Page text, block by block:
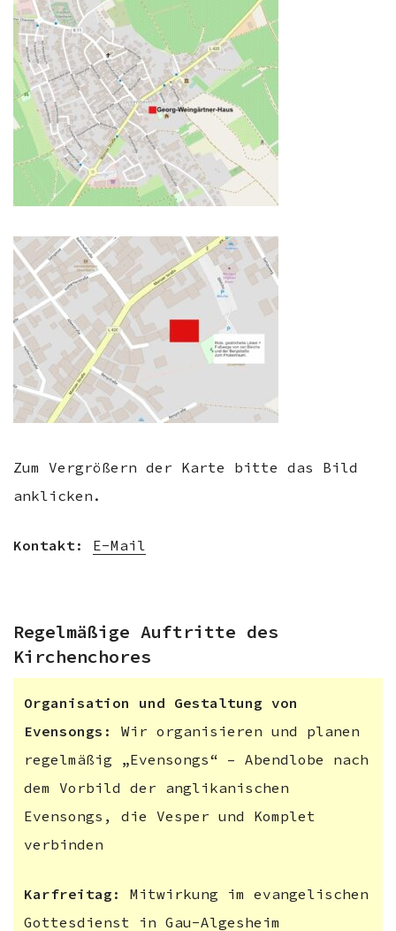
Zum Vergrößern der Karte bitte das Bild
anklicken.
Kontakt: E-Mail
Regelmäßige Auftritte des
Kirchenchores
Organisation und Gestaltung von
Evensongs : Wir organisieren und planen
regelmäßig „Evensongs“ – Abendlobe nach
dem Vorbild der anglikanischen
Evensongs, die Vesper und Komplet
verbinden
Karfreitag : Mitwirkung im evangelischen
Gottesdienst in Gau-Algesheim